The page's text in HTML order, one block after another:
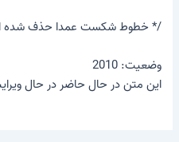
/* خطوط شکست عمدا حذف شده
وضعیت: 2010
این متن در حال حاضر در حال